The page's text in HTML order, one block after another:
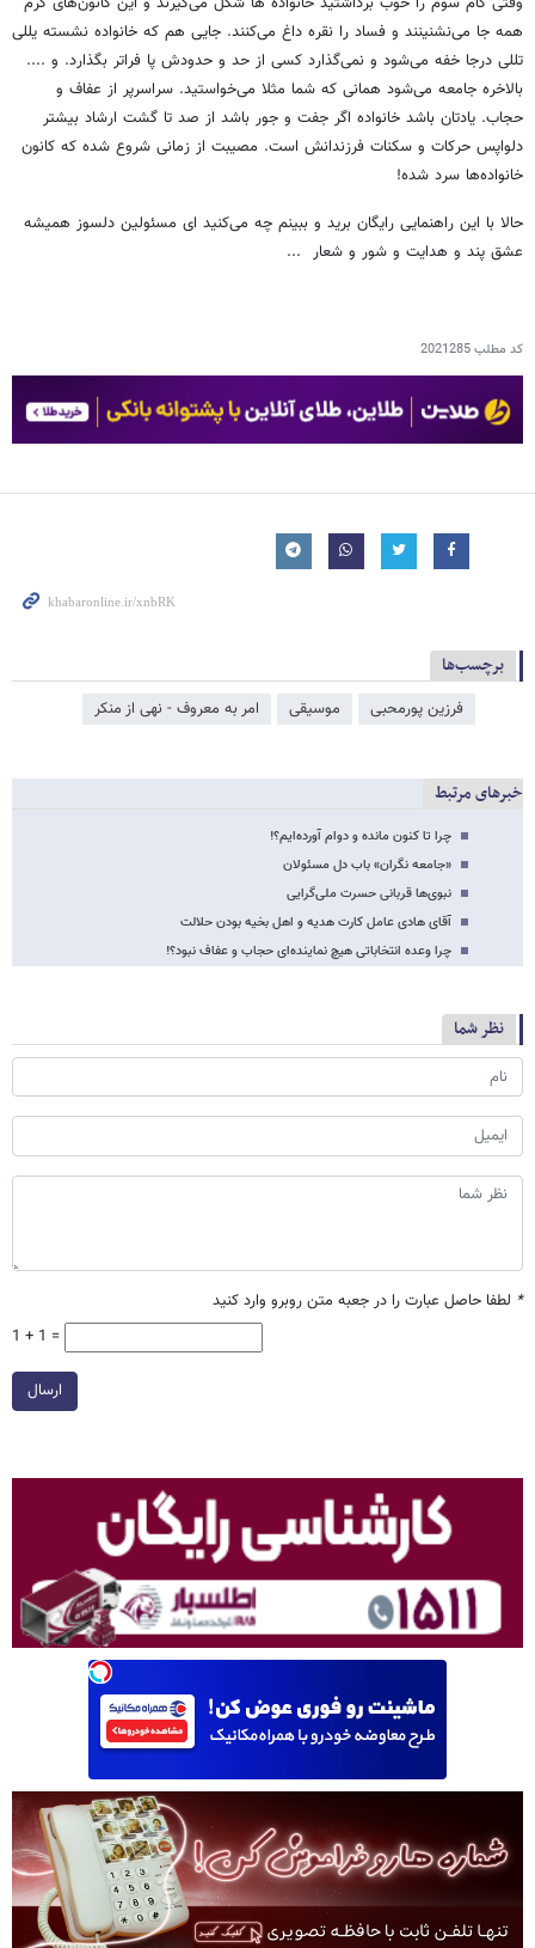
همه جا می‌نشنینند و فساد را نقره داغ می‌کنند. جایی هم که خانواده نشسته یللی
تللی درجا خفه می‌شود و نمی‌گذارد کسی از حد و حدودش پا فراتر بگذارد. و ....
بالاخره جامعه می‌شود همانی که شما مثلا می‌خواستید. سراسرپر از عفاف و
حجاب. یادتان باشد خانواده اگر جفت و جور باشد از صد تا گشت ارشاد بیشتر
دلواپس حرکات و سکنات فرزندانش است. مصیبت از زمانی شروع شده که کانون
خانواده‌ها سرد شده!
حالا با این راهنمایی رایگان برید و ببینم چه می‌کنید ای مسئولین دلسوز همیشه
عشق پند و هدایت و شور و شعار ...
کد مطلب2021285
برچسب‌ها
فرزین پورمحبی موسیقی امر به معروف - نهی از منکر
خبرهای مرتبط
چرا تا کنون مانده‌ و دوام آورده‌ایم؟!
«جامعه نگران» باب دل مسئولان
نبوی‌ها قربانی حسرت ملی‌گرایی
آقای هادی عامل کارت هدیه و اهل بخیه بودن حلالت
چرا وعده انتخاباتی هیچ نماینده‌ای حجاب و عفاف نبود؟!
نظر شما
* لطفا حاصل عبارت را در جعبه متن روبرو وارد کنید
1 + 1 =
ارسال